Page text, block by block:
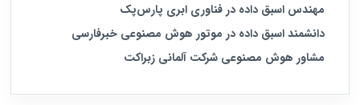
مهندس اسبق داده در فناوری ابری پارس‌پک
دانشمند اسبق داده در موتور هوش مصنوعی خبرفارسی
مشاور هوش مصنوعی شرکت آلمانی زبراکت